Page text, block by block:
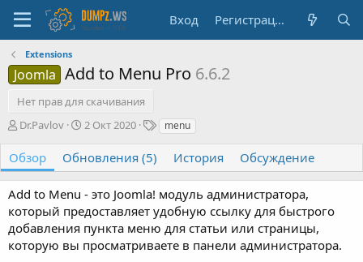
Вход Регистрация
Extensions
Joomla Add to Menu Pro 6.6.2
Нет прав для скачивания
А
т
о
р
Dr.Pavlov
Д
т
а
с
о
з
д
а
2 Окт 2020
Т
и
menu
Обзор Обновления (5) История Обсуждение
Add to Menu - это Joomla! модуль администратора,
который предоставляет удобную ссылку для быстрого
добавления пункта меню для статьи или страницы,
которую вы просматриваете в панели администратора.